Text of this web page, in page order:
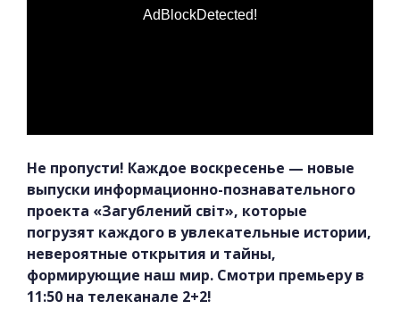
AdBlockDetected!
Не пропусти! Каждое воскресенье — новые
выпуски информационно-познавательного
проекта «Загублений світ», которые
погрузят каждого в увлекательные истории,
невероятные открытия и тайны,
формирующие наш мир. Смотри премьеру в
11:50 на телеканале 2+2!